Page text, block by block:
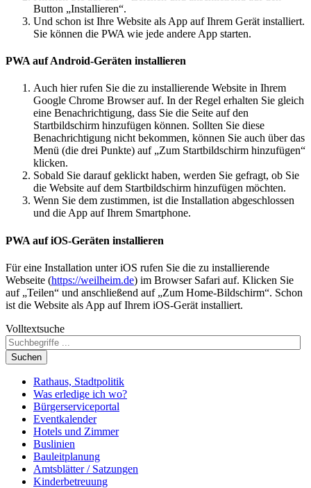
Button „Installieren“.
Und schon ist Ihre Website als App auf Ihrem Gerät installiert.
Sie können die PWA wie jede andere App starten.
PWA auf Android-Geräten installieren
Auch hier rufen Sie die zu installierende Website in Ihrem
Google Chrome Browser auf. In der Regel erhalten Sie gleich
eine Benachrichtigung, dass Sie die Seite auf den
Startbildschirm hinzufügen können. Sollten Sie diese
Benachrichtigung nicht bekommen, können Sie auch über das
Menü (die drei Punkte) auf „Zum Startbildschirm hinzufügen“
klicken.
Sobald Sie darauf geklickt haben, werden Sie gefragt, ob Sie
die Website auf dem Startbildschirm hinzufügen möchten.
Wenn Sie dem zustimmen, ist die Installation abgeschlossen
und die App auf Ihrem Smartphone.
PWA auf iOS-Geräten installieren
Für eine Installation unter iOS rufen Sie die zu installierende
Webseite (https://weilheim.de) im Browser Safari auf. Klicken Sie
auf „Teilen“ und anschließend auf „Zum Home-Bildschirm“. Schon
ist die Website als App auf Ihrem iOS-Gerät installiert.
Volltextsuche
Suchen
Rathaus, Stadtpolitik
Was erledige ich wo?
Bürgerserviceportal
Eventkalender
Hotels und Zimmer
Buslinien
Bauleitplanung
Amtsblätter / Satzungen
Kinderbetreuung